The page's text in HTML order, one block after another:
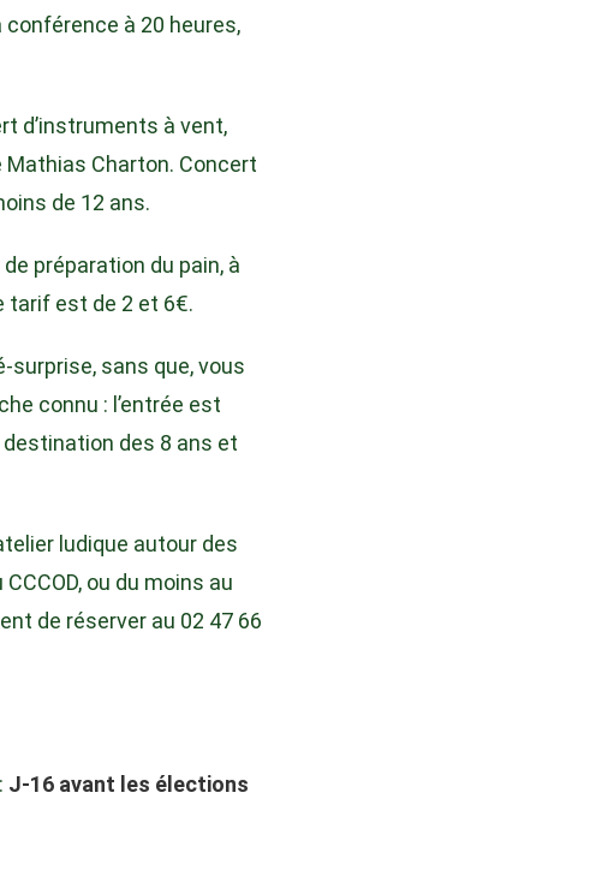
à 20 heures,
d’instruments à vent,
Charton. Concert
de 12 ans.
préparation du pain, à
tarif est de 2 et 6€.
surprise, sans que, vous
connu : l’entrée est
des 8 ans et
ludique autour des
ou du moins au
de réserver au 02 47 66
J-16 avant les élections